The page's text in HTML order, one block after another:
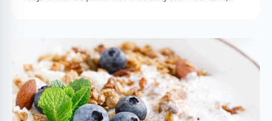
équilibre ? Entre les promesses marketing et les
besoins réels de l’organisme, il est facile de s’y
perdre. On répond donc aujourd’hui à cette
question, afin de mieux vous outiller avec les
temps chauds qui arrivent.